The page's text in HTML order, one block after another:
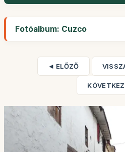
Fotóalbum: Cuzco
◄ ELŐZŐ